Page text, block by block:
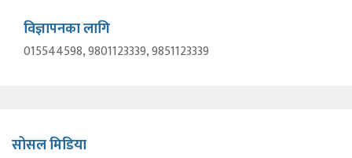
विज्ञापनका लागि
015544598, 9801123339, 9851123339
सोसल मिडिया